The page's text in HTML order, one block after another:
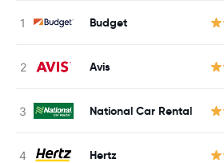
Budget
Avis
National Car Rental
Hertz